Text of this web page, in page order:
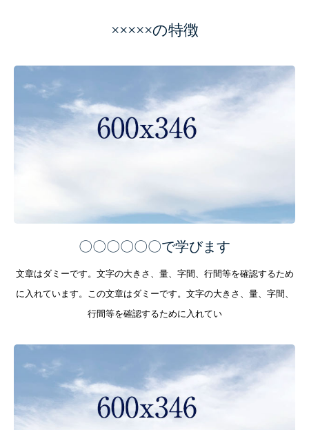
×××××の特徴
〇〇〇〇〇〇で学びます
文章はダミーです。文字の大きさ、量、字間、行間等を確認するため
に入れています。この文章はダミーです。文字の大きさ、量、字間、
行間等を確認するために入れてい